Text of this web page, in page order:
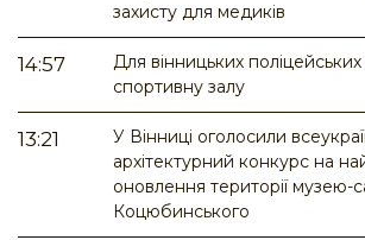
захисту для медиків
14:57
Для вінницьких
спортивну залу
13:21
У Вінниці оголосили
архітектурний конкурс на
оновлення території
Коцюбинського